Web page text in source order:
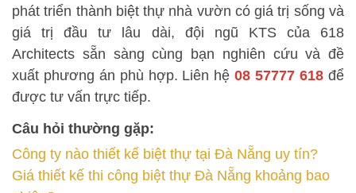
phát triển thành biệt thự nhà vườn có giá trị sống và
giá trị đầu tư lâu dài, đội ngũ KTS của 618
Architects sẵn sàng cùng bạn nghiên cứu và đề
xuất phương án phù hợp. Liên hệ08 57777 618 để
được tư vấn trực tiếp.
Câu hỏi thường gặp:
Công ty nào thiết kế biệt thự tại Đà Nẵng uy tín?
Giá thiết kế thi công biệt thự Đà Nẵng khoảng bao